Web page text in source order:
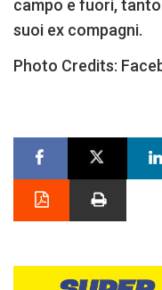
campo e fuori,
suoi ex compagni.
Photo Credits: